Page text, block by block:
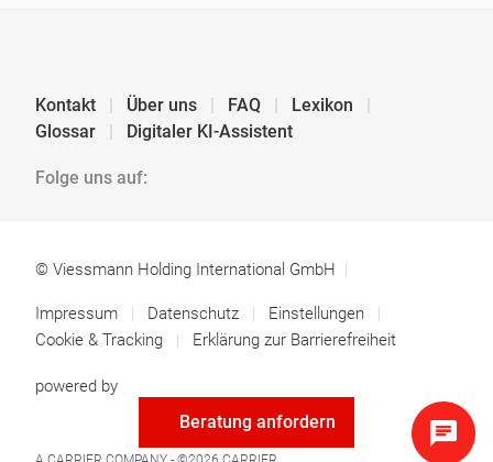
Beratung anfordern
Kontakt Über uns FAQ
Lexikon
Glossar
Digitaler KI-Assistent
Folge uns auf:
© Viessmann Holding International GmbH
Impressum Datenschutz
Einstellungen
Cookie & Tracking
Erklärung zur Barrierefreiheit
powered by